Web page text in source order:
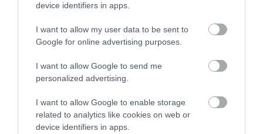
device identifiers in apps.
I want to allow my user data to be sent to
Google for online advertising purposes.
I want to allow Google to send me
personalized advertising.
I want to allow Google to enable storage
related to analytics like cookies on web or
device identifiers in apps.